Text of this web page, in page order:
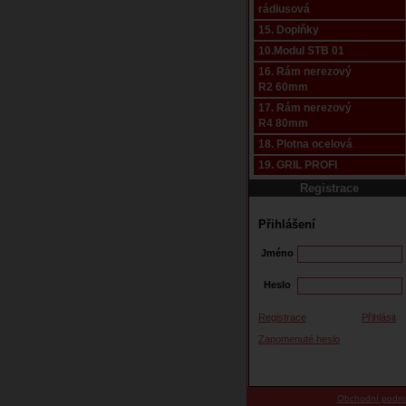
rádiusová
15. Doplňky
10.Modul STB 01
16. Rám nerezový
R2 60mm
17. Rám nerezový
R4 80mm
18. Plotna ocelová
19. GRIL PROFI
Registrace
Přihlášení
Jméno
Heslo
Registrace
Přihlásit
Zapomenuté heslo
Obchodní